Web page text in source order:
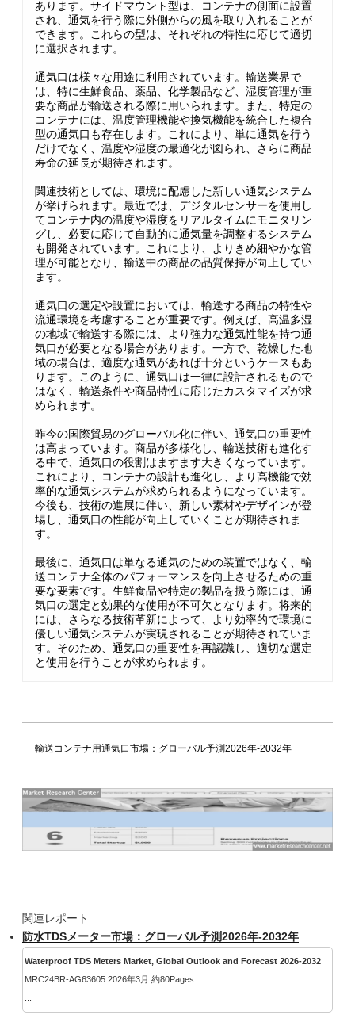
あります。サイドマウント型は、コンテナの側面に設置
され、通気を行う際に外側からの風を取り入れることが
できます。これらの型は、それぞれの特性に応じて適切
に選択されます。
通気口は様々な用途に利用されています。輸送業界で
は、特に生鮮食品、薬品、化学製品など、湿度管理が重
要な商品が輸送される際に用いられます。また、特定の
コンテナには、温度管理機能や換気機能を統合した複合
型の通気口も存在します。これにより、単に通気を行う
だけでなく、温度や湿度の最適化が図られ、さらに商品
寿命の延長が期待されます。
関連技術としては、環境に配慮した新しい通気システム
が挙げられます。最近では、デジタルセンサーを使用し
てコンテナ内の温度や湿度をリアルタイムにモニタリン
グし、必要に応じて自動的に通気量を調整するシステム
も開発されています。これにより、よりきめ細やかな管
理が可能となり、輸送中の商品の品質保持が向上してい
ます。
通気口の選定や設置においては、輸送する商品の特性や
流通環境を考慮することが重要です。例えば、高温多湿
の地域で輸送する際には、より強力な通気性能を持つ通
気口が必要となる場合があります。一方で、乾燥した地
域の場合は、適度な通気があれば十分というケースもあ
ります。このように、通気口は一律に設計されるもので
はなく、輸送条件や商品特性に応じたカスタマイズが求
められます。
昨今の国際貿易のグローバル化に伴い、通気口の重要性
は高まっています。商品が多様化し、輸送技術も進化す
る中で、通気口の役割はますます大きくなっています。
これにより、コンテナの設計も進化し、より高機能で効
率的な通気システムが求められるようになっています。
今後も、技術の進展に伴い、新しい素材やデザインが登
場し、通気口の性能が向上していくことが期待されま
す。
最後に、通気口は単なる通気のための装置ではなく、輸
送コンテナ全体のパフォーマンスを向上させるための重
要な要素です。生鮮食品や特定の製品を扱う際には、通
気口の選定と効果的な使用が不可欠となります。将来的
には、さらなる技術革新によって、より効率的で環境に
優しい通気システムが実現されることが期待されていま
す。そのため、通気口の重要性を再認識し、適切な選定
と使用を行うことが求められます。
輸送コンテナ用通気口市場：グローバル予測2026年-2032年
関連レポート
防水TDSメーター市場：グローバル予測2026年-2032年
Waterproof TDS Meters Market, Global Outlook and Forecast 2026-2032
MRC24BR-AG63605 2026年3月 約80Pages